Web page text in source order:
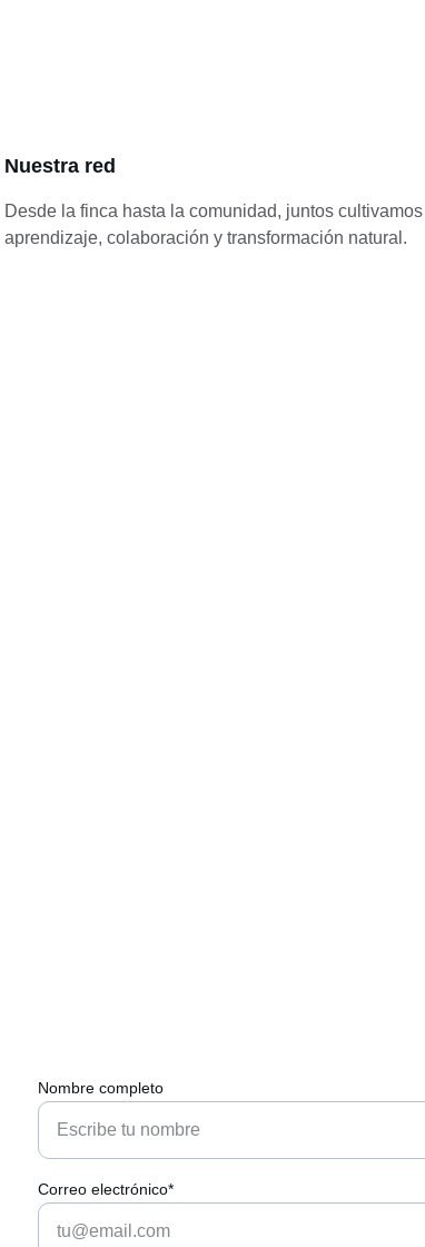
Nuestra red
Desde la finca hasta la comunidad, juntos
aprendizaje, colaboración y transformación natural.
Nombre completo
Correo electrónico*